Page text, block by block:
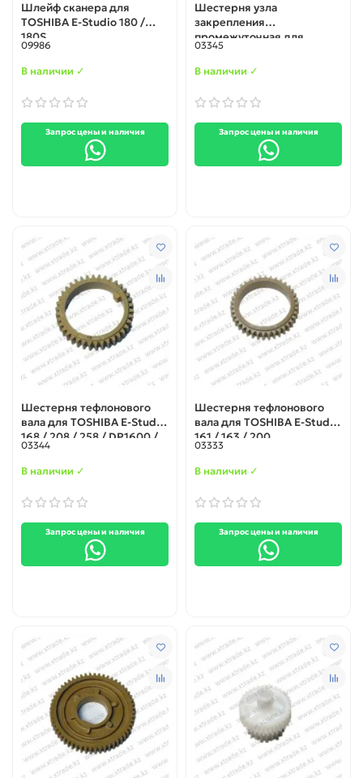
Шлейф сканера для
TOSHIBA E-Studio 180 /
180S
09986
В наличии ✓
Запрос цены и наличия
Шестерня узла
закрепления
промежуточная для
TOSHIBA E-Studio 168 / 208
/ 258 / DP1600 / 2000 /
03345
В наличии ✓
Запрос цены и наличия
Шестерня тефлонового
вала для TOSHIBA E-Studio
168 / 208 / 258 / DP1600 /
2000 / 2500 (41306341000)
03344
В наличии ✓
Запрос цены и наличия
Шестерня тефлонового
вала для TOSHIBA E-Studio
161 / 163 / 200
03333
В наличии ✓
Запрос цены и наличия